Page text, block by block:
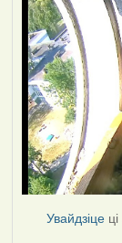
Увайдзіце ці